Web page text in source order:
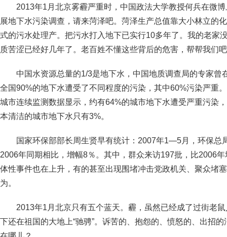
2013年1月北京雾霾严重时，中国政法大学教授何兵在微
展地下水污染调查，请来菏泽吧。菏泽生产总值靠大小林立的
式的污水处理产。把污水打入地下已实行10多年了。我的老家
质苦涩已经好几年了。老百姓不懂这些背后的危害，帮帮我们
中国水资源总量的1/3是地下水，中国地质调查局的专家曾
全国90%的地下水遭受了不同程度的污染，其中60%污染严重
城市连续监测数据显示，约有64%的城市地下水遭受严重污染
本清洁的城市地下水只有3%。
国家环保部部长周生贤早有统计：2007年1—5月，环保总
2006年同期相比，增幅8％。其中，群众来访197批，比2006
体性事件也在上升，有的甚至出现围堵冲击党政机关、聚众堵
为。
2013年1月北京只有五个蓝天。霾，虽然已经成了过街老
下还在祖国的大地上“驰骋”。诉苦的、抱怨的、愤怒的、出招